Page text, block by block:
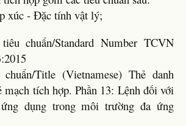
xúc - Đặc tính vật lý;
chuẩn/Standard Number TCVN
Title (Vietnamese) Thẻ danh
mạch tích hợp. Phần 13: Lệnh đối với
dụng trong môi trường đa ứng